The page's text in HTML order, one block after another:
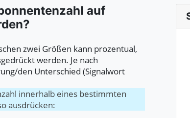
auf
zwei Größen kann prozentual,
werden. Je nach
den Unterschied (Signalwort
innerhalb eines bestimmten
ausdrücken: